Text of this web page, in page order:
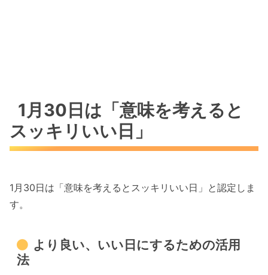
1月30日は「意味を考えると
スッキリいい日」
1月30日は「意味を考えるとスッキリいい日」と認定しま
す。
より良い、いい日にするための活用
法